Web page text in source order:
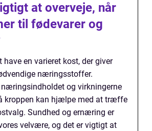
at overveje, når
til fødevarer og
have en varieret kost, der giver
næringsstoffer.
og virkningerne
kroppen kan hjælpe med at træffe
Sundhed og ernæring er
velvære, og det er vigtigt at